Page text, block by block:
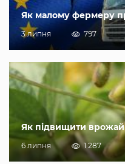
Як малому фермеру
3 липня 797
Як підвищити
6 липня 1 287